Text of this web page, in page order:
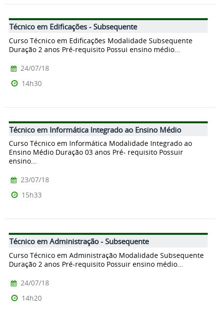
Técnico em Edificações - Subsequente
Curso Técnico em Edificações Modalidade Subsequente
Duração 2 anos Pré-requisito Possui ensino médio...
24/07/18
14h30
Técnico em Informática Integrado ao Ensino Médio
Curso Técnico em Informática Modalidade Integrado ao
Ensino Médio Duração 03 anos Pré- requisito Possuir
ensino...
23/07/18
15h33
Técnico em Administração - Subsequente
Curso Técnico em Administração Modalidade Subsequente
Duração 2 anos Pré-requisito Possuir ensino médio...
24/07/18
14h20